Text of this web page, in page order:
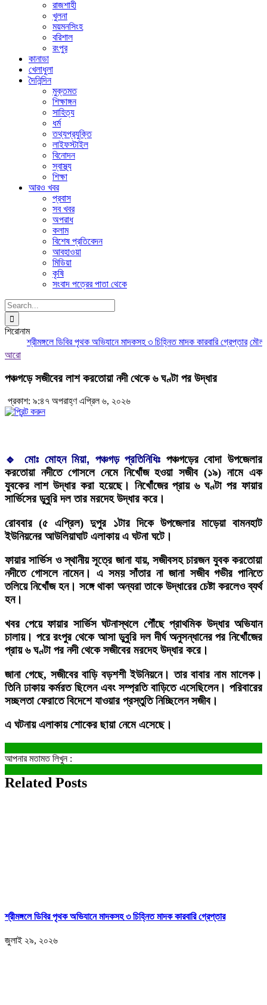
রাজশাহী
খুলনা
ময়মনসিংহ
বরিশাল
রংপুর
কানাডা
খেলাধুলা
দৈনিন্দিন
মুক্তমত
শিক্ষাঙ্গন
সাহিত্য
ধর্ম
তথ্যপ্রযুক্তি
লাইফস্টাইল
বিনোদন
স্বাস্থ্য
শিক্ষা
আরও খবর
প্রবাস
সব খবর
অপরাধ
কলাম
বিশেষ প্রতিবেদন
আবহাওয়া
মিডিয়া
কৃষি
সংবাদ পত্রের পাতা থেকে
Search
for:
শিরোনাম
শ্রীমঙ্গলে ডিবির পৃথক অভিযানে মাদকসহ ৩ চিহ্নিত মাদক কারবারি গ্রেপ্তার
আরো
পঞ্চগড়ে সজীবের লাশ করতোয়া নদী থেকে ৬ ঘণ্টা পর উদ্ধার
প্রকাশ: ৯:৪৭ অপরাহ্ণ এপ্রিল ৬, ২০২৬
🔹 মোঃ মোহন মিয়া, পঞ্চগড় প্রতিনিধিঃ পঞ্চগড়ের বোদা উপজেলার
করতোয়া নদীতে গোসলে নেমে নিখোঁজ হওয়া সজীব (১৯) নামে এক
যুবকের লাশ উদ্ধার করা হয়েছে। নিখোঁজের প্রায় ৬ ঘণ্টা পর ফায়ার
সার্ভিসের ডুবুরি দল তার মরদেহ উদ্ধার করে।
‎রোববার (৫ এপ্রিল) দুপুর ১টার দিকে উপজেলার মাড়েয়া বামনহাট
ইউনিয়নের আউলিয়াঘাট এলাকায় এ ঘটনা ঘটে।
‎ফায়ার সার্ভিস ও স্থানীয় সূত্রে জানা যায়, সজীবসহ চারজন যুবক করতোয়া
নদীতে গোসলে নামেন। এ সময় সাঁতার না জানা সজীব গভীর পানিতে
তলিয়ে নিখোঁজ হন। সঙ্গে থাকা অন্যরা তাকে উদ্ধারের চেষ্টা করলেও ব্যর্থ
হন।
‎খবর পেয়ে ফায়ার সার্ভিস ঘটনাস্থলে পৌঁছে প্রাথমিক উদ্ধার অভিযান
চালায়। পরে রংপুর থেকে আসা ডুবুরি দল দীর্ঘ অনুসন্ধানের পর নিখোঁজের
প্রায় ৬ ঘণ্টা পর নদী থেকে সজীবের মরদেহ উদ্ধার করে।
‎জানা গেছে, সজীবের বাড়ি বড়শশী ইউনিয়নে। তার বাবার নাম মালেক।
তিনি ঢাকায় কর্মরত ছিলেন এবং সম্প্রতি বাড়িতে এসেছিলেন। পরিবারের
সচ্ছলতা ফেরাতে বিদেশে যাওয়ার প্রস্তুতি নিচ্ছিলেন সজীব।
‎এ ঘটনায় এলাকায় শোকের ছায়া নেমে এসেছে।
আপনার মতামত লিখুন :
Related Posts
শ্রীমঙ্গলে ডিবির পৃথক অভিযানে মাদকসহ ৩ চিহ্নিত মাদক কারবারি গ্রেপ্তার
জুলাই ২৯, ২০২৬